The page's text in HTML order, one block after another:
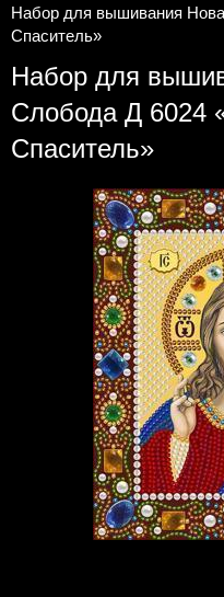
Набор для вышивания
Спаситель»
Набор для
Слобода Д 6024
Спаситель»